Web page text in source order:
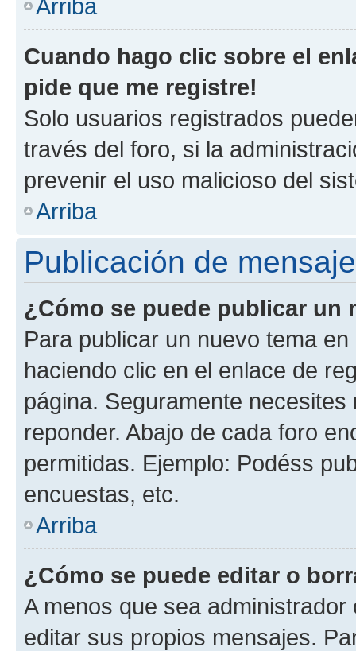
Arriba
Cuando hago clic sobre el
pide que me registre!
Solo usuarios registrados
través del foro, si la
prevenir el uso malicioso del
Arriba
Publicación de
¿Cómo se puede publicar un
Para publicar un nuevo tema
haciendo clic en el enlace de
página. Seguramente
reponder. Abajo de cada foro
permitidas. Ejemplo: Podéss
encuestas, etc.
Arriba
¿Cómo se puede editar o
A menos que sea
editar sus propios mensajes.